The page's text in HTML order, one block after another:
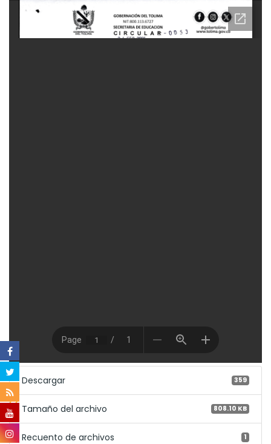
Descargar 359
Tamaño del archivo 808.10 KB
Recuento de archivos 1